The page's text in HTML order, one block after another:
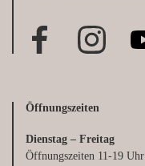
Öffnungszeiten
Dienstag – Freitag
Öffnungszeiten 11-19 Uhr